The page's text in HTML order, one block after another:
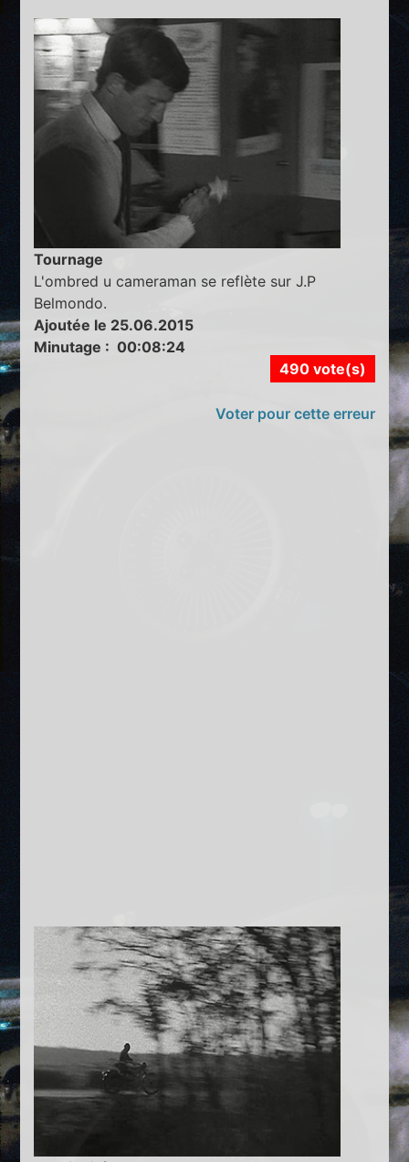
Tournage
L'ombred u cameraman se reflète sur J.P
Belmondo.
Ajoutée le 25.06.2015
Minutage : 00:08:24
490 vote(s)
Voter pour cette erreur